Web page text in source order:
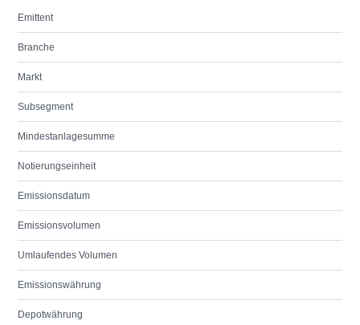
Emittent
Branche
Markt
Subsegment
Mindestanlagesumme
Notierungseinheit
Emissionsdatum
Emissionsvolumen
Umlaufendes Volumen
Emissionswährung
Depotwährung